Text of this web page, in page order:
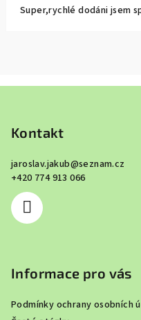
Super,rychlé dodáni jsem
Kontakt
jaroslav.jakub@seznam.cz
+420 774 913 066
Informace pro vás
Podmínky ochrany osobních